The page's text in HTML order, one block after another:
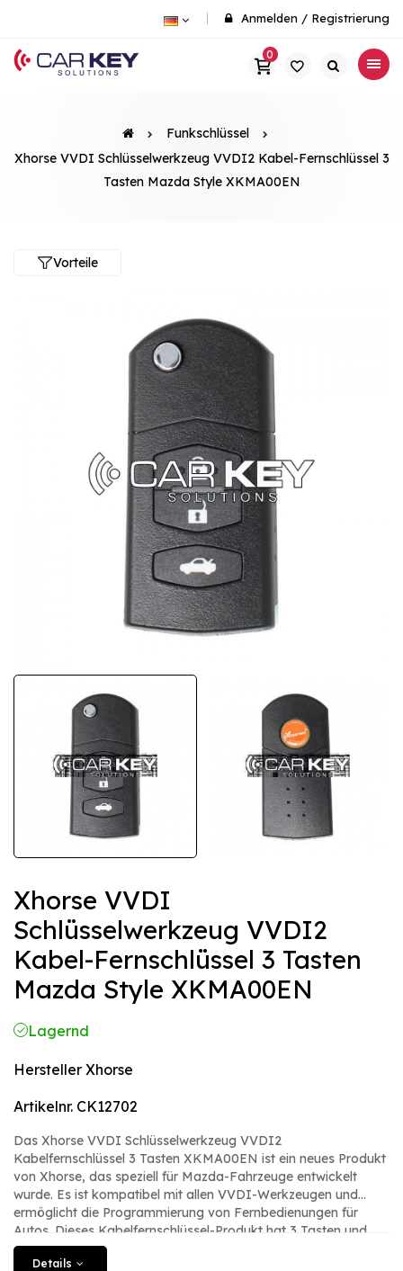
Anmelden / Registrierung
0
Funkschlüssel
Xhorse VVDI Schlüsselwerkzeug VVDI2 Kabel-Fernschlüssel 3
Tasten Mazda Style XKMA00EN
Vorteile
Xhorse VVDI
Schlüsselwerkzeug VVDI2
Kabel-Fernschlüssel 3 Tasten
Mazda Style XKMA00EN
Lagernd
Hersteller Xhorse
Artikelnr. CK12702
Das Xhorse VVDI Schlüsselwerkzeug VVDI2
Kabelfernschlüssel 3 Tasten XKMA00EN ist ein neues Produkt
von Xhorse, das speziell für Mazda-Fahrzeuge entwickelt
wurde. Es ist kompatibel mit allen VVDI-Werkzeugen und
ermöglicht die Programmierung von Fernbedienungen für
Autos. Dieses Kabelfernschlüssel-Produkt hat 3 Tasten und
wird mit der Artikelnummer CK geliefert. Es wiegt 50g und wird
in der Farbe Schwarz geliefert. Der Artikelzustand ist neu und
Details